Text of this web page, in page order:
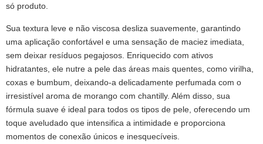
só produto.
Sua textura leve e não viscosa desliza suavemente, garantindo
uma aplicação confortável e uma sensação de maciez imediata,
sem deixar resíduos pegajosos. Enriquecido com ativos
hidratantes, ele nutre a pele das áreas mais quentes, como virilha,
coxas e bumbum, deixando-a delicadamente perfumada com o
irresistível aroma de morango com chantilly. Além disso, sua
fórmula suave é ideal para todos os tipos de pele, oferecendo um
toque aveludado que intensifica a intimidade e proporciona
momentos de conexão únicos e inesquecíveis.